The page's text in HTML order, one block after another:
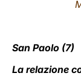
San Paolo (7)
La relazione